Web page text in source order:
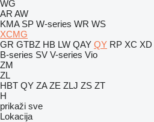
WG
AR AW
KMA SP W-series WR WS
XCMG
GR GTBZ HB LW QAY QY RP XC XD
B-series SV V-series Vio
ZM
ZL
HBT QY ZA ZE ZLJ ZS ZT
H
prikaži sve
Lokacija